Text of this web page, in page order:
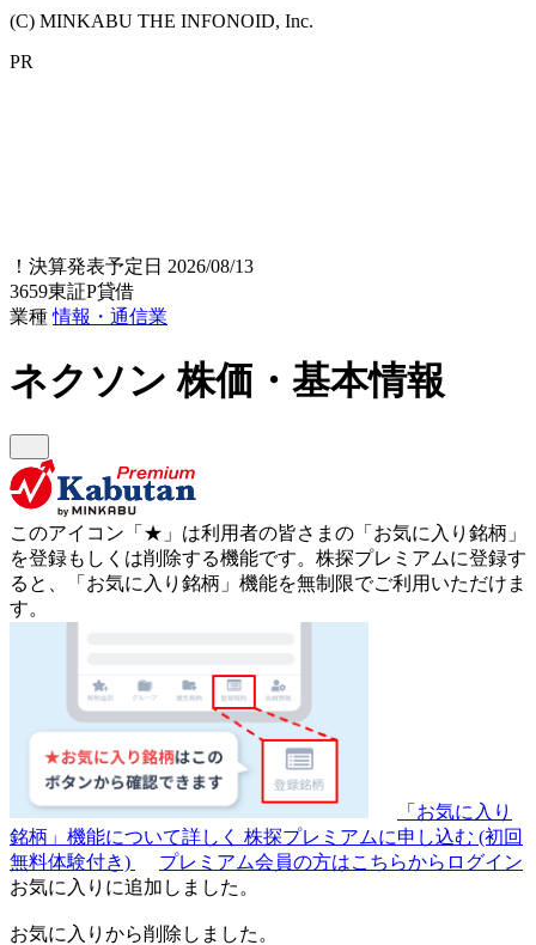
(C) MINKABU THE INFONOID, Inc.
PR
！ 決算発表予定日 2026/08/13
3659東証P貸借
業種情報・通信業
ネクソン株価・基本情報
このアイコン 「★」 は利用者の皆さまの 「お気に入り銘柄」
を登録もしくは削除する機能です。 株探プレミアムに登録す
ると、「お気に入り銘柄」機能を無制限でご利用いただけま
す。
「お気に入り
銘柄」機能について詳しく 株探プレミアムに申し込む (初回
無料体験付き)
プレミアム会員の方はこちらからログイン
お気に入りに追加しました。
お気に入りから削除しました。